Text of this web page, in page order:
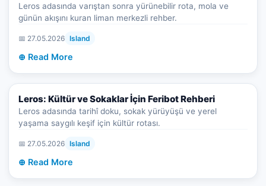
Leros adasında varıştan sonra yürünebilir rota, mola ve
günün akışını kuran liman merkezli rehber.
📅 27.05.2026 Island
⊕ Read More
Leros: Kültür ve Sokaklar İçin Feribot Rehberi
Leros adasında tarihî doku, sokak yürüyüşü ve yerel
yaşama saygılı keşif için kültür rotası.
📅 27.05.2026 Island
⊕ Read More